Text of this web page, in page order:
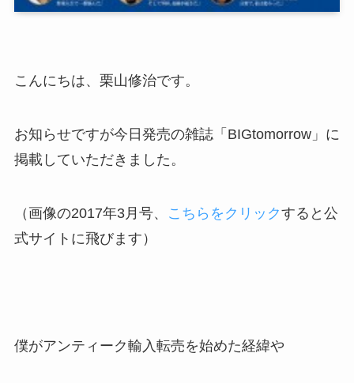
こんにちは、栗山修治です。
お知らせですが今日発売の雑誌「BIGtomorrow」に
掲載していただきました。
（画像の2017年3月号、 こちらをクリックすると公
式サイトに飛びます）
僕がアンティーク輸入転売を始めた経緯や